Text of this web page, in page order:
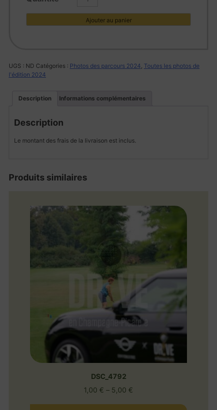
L1001990
Ajouter au panier
UGS : ND Catégories : Photos des parcours 2024 Toutes les photos de
l'édition 2024
Description Informations complémentaires
Description
Le montant des frais de la livraison est inclus.
Produits similaires
DSC_4792
1,00 € – 5,00 €